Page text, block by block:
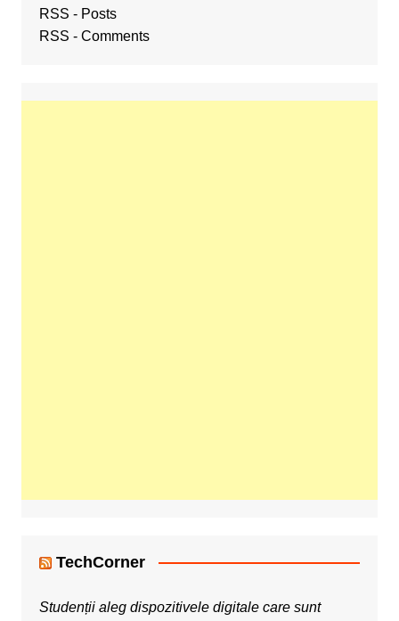
RSS - Posts
RSS - Comments
TechCorner
Studenții aleg dispozitivele digitale care sunt